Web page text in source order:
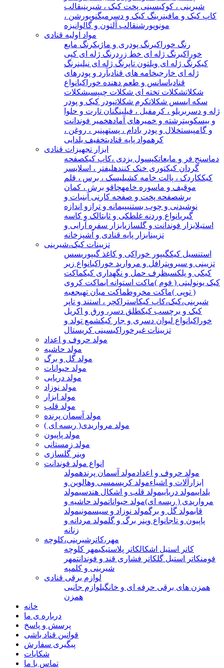
شیرینی ، کوکیسینی پخت کیک ، شیرینیقالب
کاپ کیک و مافینرینگ کیک و دسر میگنوپورشن ،
مونوپورشنقالب آلتون و گالوانیزه
مواد اولیه قنادی
رنگ خوراکیرنگ پودری و ماژیکرنگ مایع
خوراکیرنگ ژله ای خط زردرنگ ژله ای کپی
کیکرنگ ژله ای ویلتون تاپرنگ ژله ای نیلینرنگ
ژله ای خارجیخامه های قنادیآرد و پودرهای
قنادیاسانس و طعم دهنده خوراکیانواع
شکلاتشکلات تخته ای شکلات چیپسیشکلات
سکه ایسس شکلاتکرم شکلاتپودر کیک و پودر
ژله و دسر بریلو ، کرمفیل ، فیلینگنان تارت و حلوا
و بیسکوییترشته و خمیرهای آمادهخمیر فوندانت
و گامپیستخلال و پودر بادام ، پستهپنیر ، روغن ،
کرهمواد پایه قنادیتخفیف یلدایی
ابزار تجهیزات قنادی
دماسنج فر و مایعاتکپسول یزدی ،کاپ کیکصفحه
گردان کیکتوری خنک کنندهلیفتر ، اسلایسر
کیککاردک ، پالت خامه کشیلیسک ، برس ، قلم
موقیف و ماسوره خامهچاقو برش ، کمان
برشصفحه پخت و صفحه کار نی آبنبات و
نوشیدنی و چوب بستنیپیمانه و ترازو اندازه
گیریانواع وردنه غلطکی و ثابتالک و کاسه
استیلابزار فوندانت و گلسازیابزار سفره آرایی و
تزیینابزار پایه قنادی و آشپزخانه
تزیینات کیک،شیرینی
استنسیل کیکگیپور خوراکی و کاغذ گیپوریسس
تزیینی و سیروپترافل و مروارید خوراکیانواع زیر
کیکی و پلکسیظرف حمل و نگهداری کیکماکت
کیک یونولیتی ( فوم )ماکت استوانه ایماکت کروی
( توپی )ماکت مخروطماکت میان تهیجعبه
شیرینی،کیک،کاپ کیکاستراکچر ، استند و تاپر
کیک و برچسب کیکطلق دسر، ورق و اکریل
خوراکیانواع لیوان دسری و جار کیکشمع تولد و
تزیینات غیرخوراکیسینی کریستال
مولد حروف و اعداد
مولد حاشیه
مولد گل و برگ
مولد حیوانات
مولد دریایی
مولد نوزاد
مولد ابزار
مولد قلب
مولد آسمان پرنده
مولد مرواریدی( ریسه ای )
مولد پاپیون
مولد زمستانی
وینر گلسازی
انواع مولد فوندانت
مولد حروف و اعدادمولد آسمان پرندهمولد
ابزارآلات و اشیاءمولد کریسمسی وهالوین و
یلداییمولد دریاییمولد قلب و اشکال هندسیمولد
مرواریدی ( ریسه ای)مولد حیواناتمولد حاشیه و
قابمولد گل و برگمولد نوزاد و سیسمونیمولد
پاپیون و تاجانواع وینر برگ و گلمولد مردانه و
زنانه
مهر،کاترشیرینی،کلوچه
کاتر استیل اشکالکاتر پلاستیکیمهر کلوچه
فومنکاتر استیل گلکاتر فشاری قند و فوندانتمهر
شیرینی و کلمپه
لوازم برقی قنادی
همزن های برقی حرفه ای و خانگیلوازم جانبی
همزن
خانه
درباره ی ما
پرسش و پاسخ
قوانین قناد باشی
پیگیری سفارش
شکایات
تماس با ما